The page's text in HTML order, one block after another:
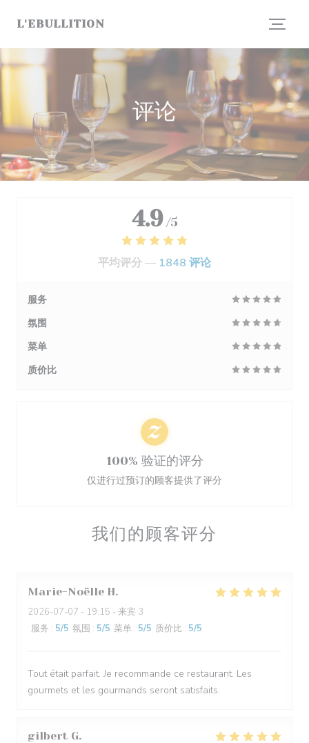
L'EBULLITION
评论
我们的顾客评分
Marie-Noëlle H
2026-07-07 - 19:15 - 来宾 3
服务 : 5/5 氛围 : 5/5 菜单 : 5/5 质价比 : 5/5
Tout était parfait. Je recommande ce restaurant. Les
gourmets et les gourmands seront satisfaits.
gilbert G
4.9 /5
平均评分 — 1848 评论
服务
氛围
菜单
质价比
100% 验证的评分
仅进行过预订的顾客提供了评分